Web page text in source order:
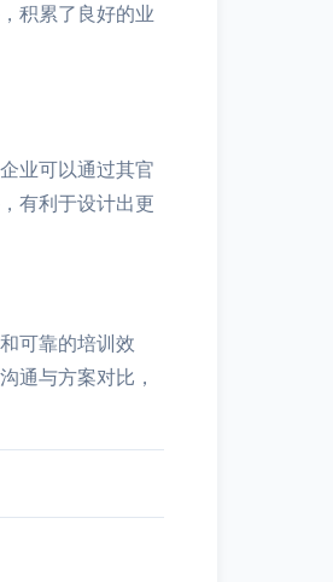
积累了良好的业
业可以通过其官
有利于设计出更
可靠的培训效
通与方案对比，